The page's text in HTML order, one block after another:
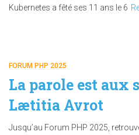
Kubernetes a fêté ses 11 ans le 6
FORUM PHP 2025
La parole est aux
Lætitia Avrot
Jusqu’au Forum PHP 2025,